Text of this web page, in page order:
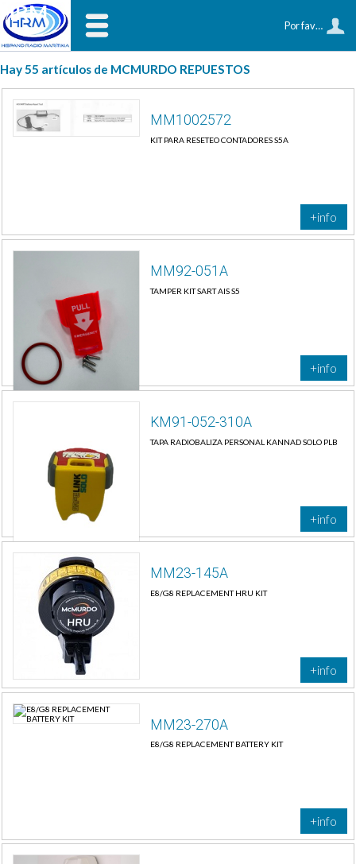
HRM
Por favor, identifíquese
Hay 55 artículos de MCMURDO REPUESTOS
MM1002572
KIT PARA RESETEO CONTADORES S5A
+info
MM92-051A
TAMPER KIT SART AIS S5
+info
KM91-052-310A
TAPA RADIOBALIZA PERSONAL KANNAD SOLO PLB
+info
MM23-145A
E8/G8 REPLACEMENT HRU KIT
+info
MM23-270A
E8/G8 REPLACEMENT BATTERY KIT
+info